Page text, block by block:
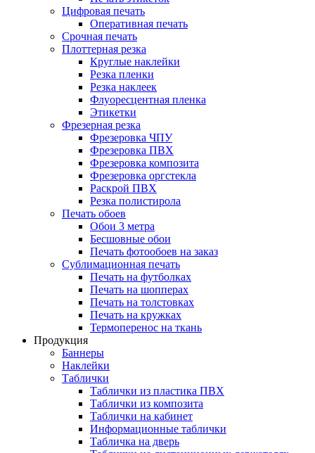
Цифровая печать
Оперативная печать
Срочная печать
Плоттерная резка
Круглые наклейки
Резка пленки
Резка наклеек
Флуоресцентная пленка
Этикетки
Фрезерная резка
Фрезеровка ЧПУ
Фрезеровка ПВХ
Фрезеровка композита
Фрезеровка оргстекла
Раскрой ПВХ
Резка полистирола
Печать обоев
Обои 3 метра
Бесшовные обои
Печать фотообоев на заказ
Сублимационная печать
Печать на футболках
Печать на шопперах
Печать на толстовках
Печать на кружках
Термоперенос на ткань
Продукция
Баннеры
Наклейки
Таблички
Таблички из пластика ПВХ
Таблички из композита
Таблички на кабинет
Информационные таблички
Табличка на дверь